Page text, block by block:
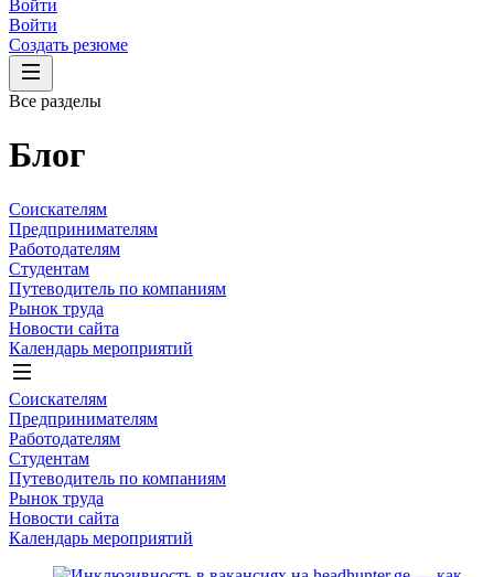
Войти
Войти
Создать резюме
Все разделы
Блог
Соискателям
Предпринимателям
Работодателям
Студентам
Путеводитель по компаниям
Рынок труда
Новости сайта
Календарь мероприятий
Соискателям
Предпринимателям
Работодателям
Студентам
Путеводитель по компаниям
Рынок труда
Новости сайта
Календарь мероприятий